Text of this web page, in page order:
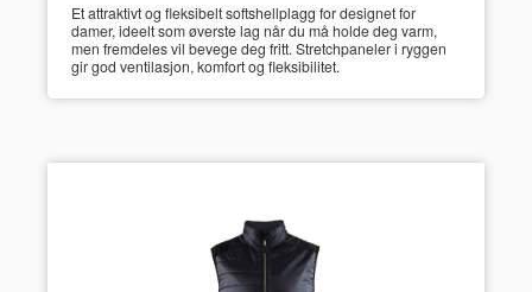
Et attraktivt og fleksibelt softshellplagg for designet for
damer, ideelt som øverste lag når du må holde deg varm,
men fremdeles vil bevege deg fritt. Stretchpaneler i ryggen
gir god ventilasjon, komfort og fleksibilitet.